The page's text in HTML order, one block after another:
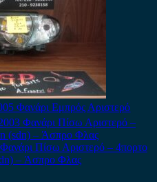
Φανάρι Εμπρός Αριστερό
Πίσω Αριστερό – 4πορτο
– Άσπρο Φλας